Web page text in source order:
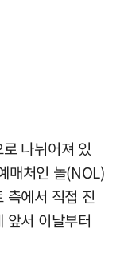
나뉘어져 있
매처인 놀(NOL)
측에서 직접 진
앞서 이날부터